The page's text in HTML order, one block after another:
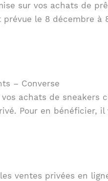
sur vos achats de
le 8 décembre à
– Converse
vos achats de
Pour en bénéficier,
ventes privées en